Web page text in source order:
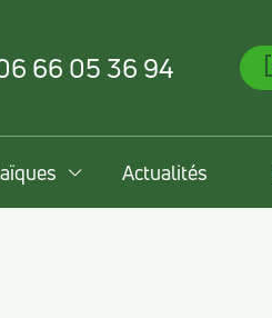
66 05 36 94
Actualités